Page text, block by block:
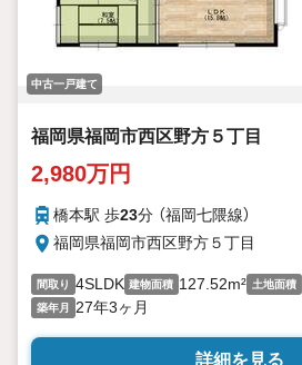
中古一戸建て
福岡県福岡市西区野方５丁目
2,980万円
橋本駅 歩23分 （福岡七隈線）
福岡県福岡市西区野方５丁目
間取り 4SLDK 建物面積 127.52m² 土地面積
築年月 27年3ヶ月
詳細を見る